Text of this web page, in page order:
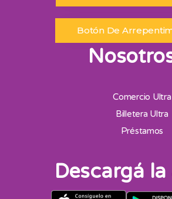
Botón De
Comercio Ultra
Billetera Ultra
Préstamos
Descargá